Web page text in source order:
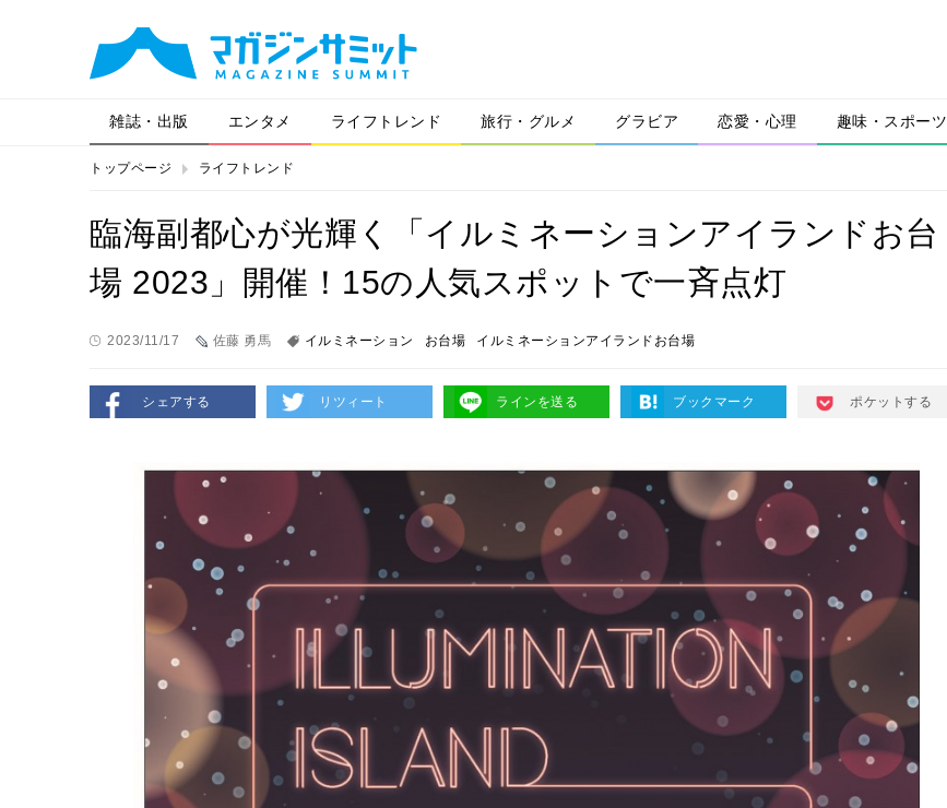
雑誌・出版 エンタメ ライフトレンド 旅行・グルメ グラビア 恋愛・心理 趣味・スポーツ
トップページ ライフトレンド
臨海副都心が光輝く「イルミネーションアイランドお台
場 2023」開催！15の人気スポットで一斉点灯
2023/11/17 佐藤 勇馬 イルミネーション お台場 イルミネーションアイランドお台場
シェアする リツィート ラインを送る ブックマーク ポケットする